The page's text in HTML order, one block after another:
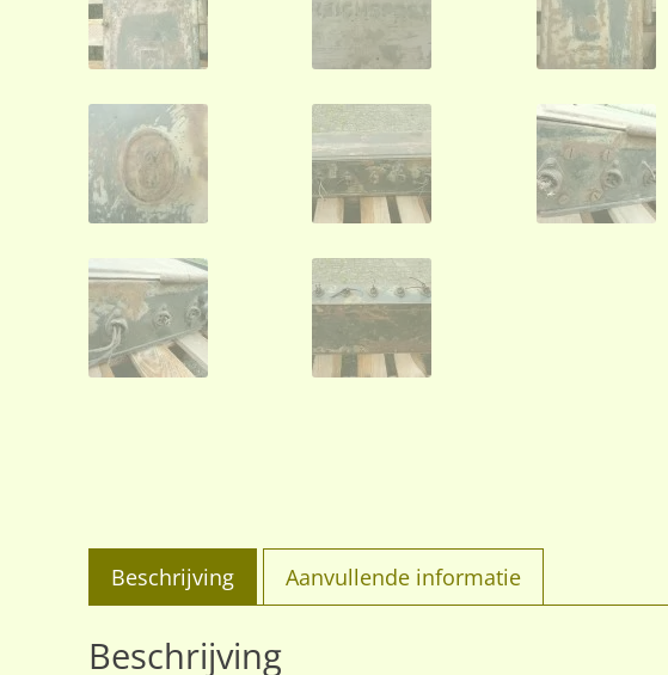
Beschrijving Aanvullende informatie
Beschrijving